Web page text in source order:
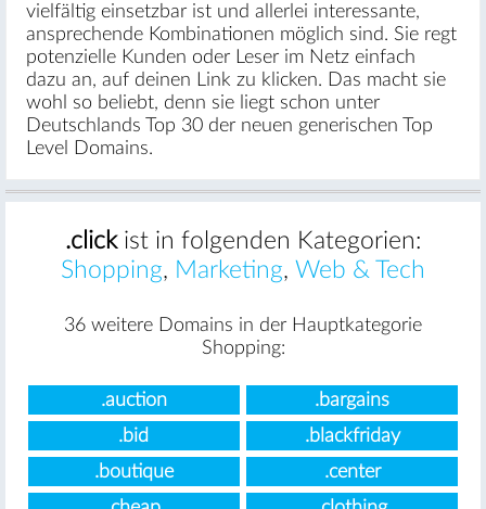
vielfältig einsetzbar ist und allerlei interessante,
ansprechende Kombinationen möglich sind. Sie regt
potenzielle Kunden oder Leser im Netz einfach
dazu an, auf deinen Link zu klicken. Das macht sie
wohl so beliebt, denn sie liegt schon unter
Deutschlands Top 30 der neuen generischen Top
Level Domains.
.clickist in folgenden Kategorien:
Shopping, Marketing, Web & Tech
36 weitere Domains in der Hauptkategorie
Shopping:
.auction
.bargains
.bid
.blackfriday
.boutique
.center